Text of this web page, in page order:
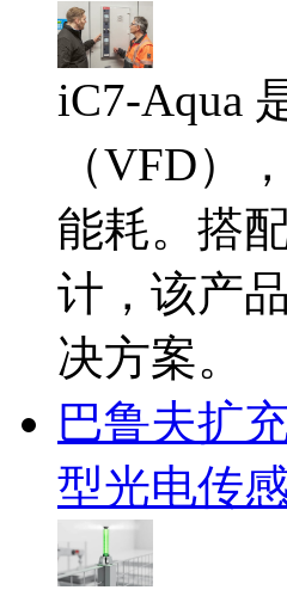
iC7‑Aqua
（VFD）
能耗。搭
计，该产
决方案。
巴鲁夫扩
型光电传